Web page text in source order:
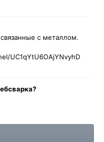
с металлом.
UC1qYtU6OAjYNvyhD